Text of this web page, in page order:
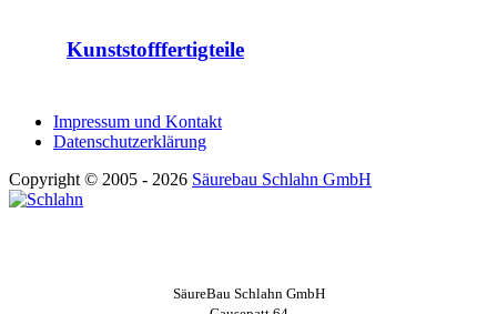
Kunststofffertigteile
Impressum und Kontakt
Datenschutzerklärung
Copyright © 2005 - 2026 Säurebau Schlahn GmbH
SäureBau Schlahn GmbH